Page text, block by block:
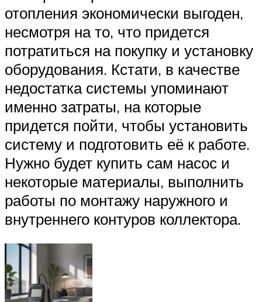
отопления экономически выгоден,
несмотря на то, что придется
потратиться на покупку и установку
оборудования. Кстати, в качестве
недостатка системы упоминают
именно затраты, на которые
придется пойти, чтобы установить
систему и подготовить её к работе.
Нужно будет купить сам насос и
некоторые материалы, выполнить
работы по монтажу наружного и
внутреннего контуров коллектора.